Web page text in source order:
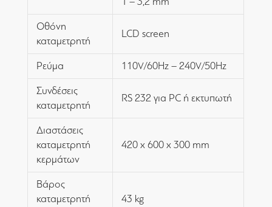
Οθόνη
καταμετρητή
LCD screen
Ρεύμα 110V/60Hz – 240V/50Hz
Συνδέσεις
καταμετρητή
RS 232 για PC ή εκτυπωτή
Διαστάσεις
καταμετρητή
κερμάτων
420 x 600 x 300 mm
Βάρος
καταμετρητή
43 kg